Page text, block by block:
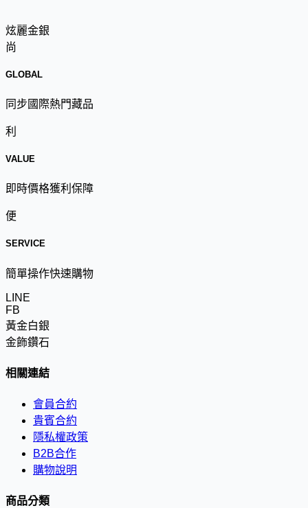
炫麗金銀
尚
GLOBAL
同步國際熱門藏品
利
VALUE
即時價格獲利保障
便
SERVICE
簡單操作快速購物
LINE
FB
黃金白銀
金飾鑽石
相關連結
會員合約
貴賓合約
隱私權政策
B2B合作
購物說明
商品分類